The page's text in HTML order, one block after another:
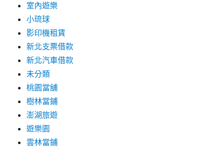
室內遊樂
小琉球
影印機租賃
新北支票借款
新北汽車借款
未分類
桃園當舖
樹林當鋪
澎湖旅遊
遊樂園
雲林當鋪